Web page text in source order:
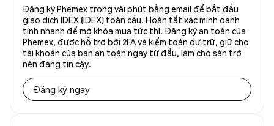
Đăng ký Phemex trong vài phút bằng email để bắt đầu
giao dịch IDEX (IDEX) toàn cầu. Hoàn tất xác minh danh
tính nhanh để mở khóa mua tức thì. Đăng ký an toàn của
Phemex, được hỗ trợ bởi 2FA và kiểm toán dự trữ, giữ cho
tài khoản của bạn an toàn ngay từ đầu, làm cho sàn trở
nên đáng tin cậy.
Đăng ký ngay